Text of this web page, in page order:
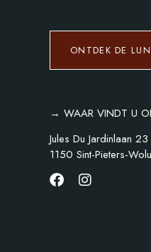
ONTDEK DE
→ WAAR VINDT U
Jules Du Jardinlaan 23
1150 Sint-Pieters-